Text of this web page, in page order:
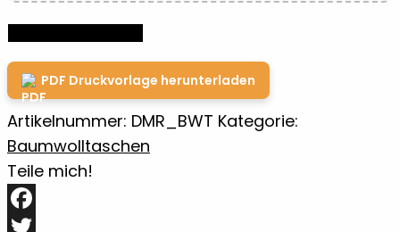
Baumwolltasche
mit
langen
Henkeln
–
Individuell
bedruckt
PDF Druckvorlage herunterladen
Artikelnummer: DMR_BWT Kategorie:
Baumwolltaschen
Teile mich!
Facebook